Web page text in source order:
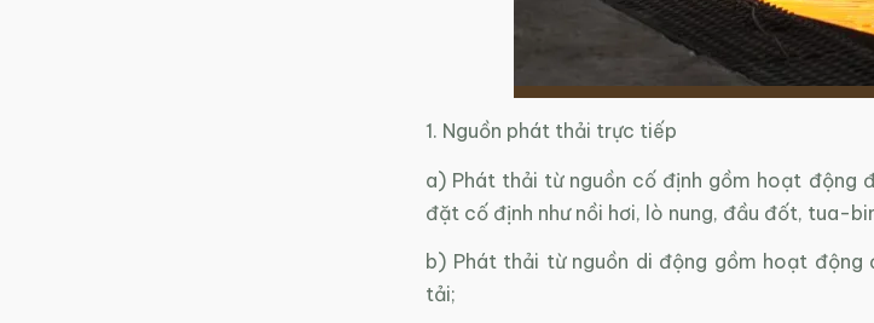
1. Nguồn phát thải trực tiếp
a) Phát thải từ nguồn cố định gồm hoạt động
đặt cố định như nồi hơi, lò nung, đầu đốt, tua-
b) Phát thải từ nguồn di động gồm hoạt
tải;